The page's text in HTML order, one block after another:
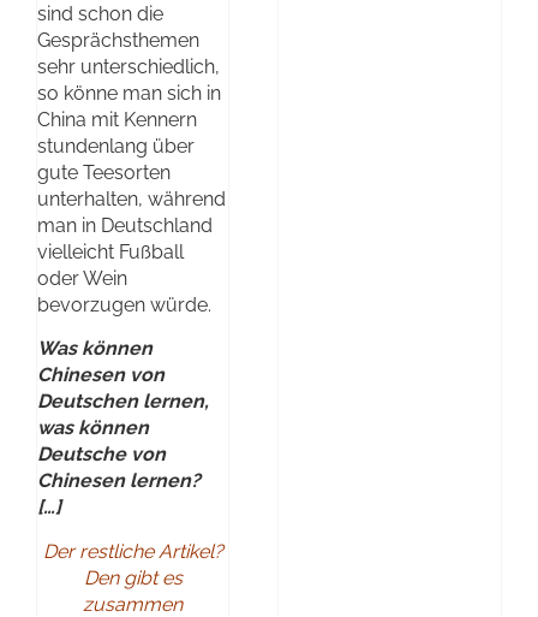
sind schon die
Gesprächsthemen
sehr unterschiedlich,
so könne man sich in
China mit Kennern
stundenlang über
gute Teesorten
unterhalten, während
man in Deutschland
vielleicht Fußball
oder Wein
bevorzugen würde.
Was können
Chinesen von
Deutschen lernen,
was können
Deutsche von
Chinesen lernen?
[…]
Der restliche Artikel?
Den gibt es
zusammen